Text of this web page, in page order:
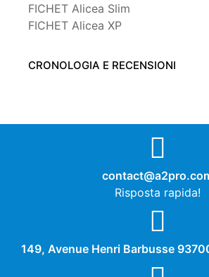
FICHET Alicea Slim
FICHET Alicea XP
CRONOLOGIA E RECENSIONI
Risposta rapida!
149, Avenue Henri Barbusse